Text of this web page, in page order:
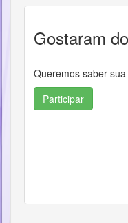
Gostaram
Queremos saber
Participar